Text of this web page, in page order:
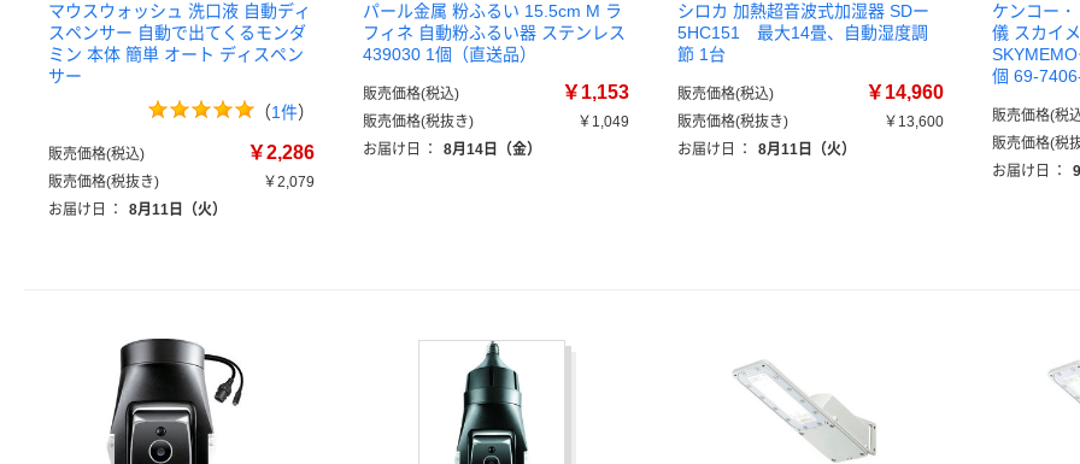
マウスウォッシュ 洗口液 自動ディ
スペンサー 自動で出てくるモンダ
ミン 本体 簡単 オート ディスペン
サー
（1件）
販売価格(税込) ￥2,286
販売価格(税抜き)
￥2,079
お届け日
： 8月11日（火）
パール金属 粉ふるい 15.5cm M ラ
フィネ 自動粉ふるい器 ステンレス
439030 1個（直送品）
販売価格(税込) ￥1,153
販売価格(税抜き)
￥1,049
お届け日
： 8月14日（金）
シロカ 加熱超音波式加湿器 SDー
5HC151 最大14畳、自動湿度調
節 1台
販売価格(税込) ￥14,960
販売価格(税抜き)
￥13,600
お届け日
： 8月11日（火）
ケンコー
儀 スカイ
個 69-
販売価格(税
販売価格(税
お届け日
：